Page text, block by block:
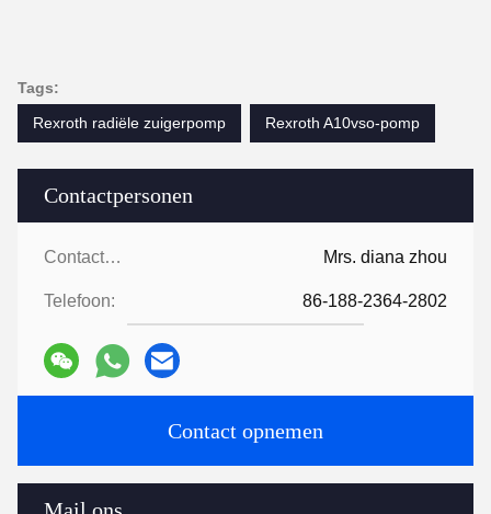
Contactpersonen
Contactpersonen: Mrs. diana zhou
Telefoon: 86-188-2364-2802
Contact opnemen
Tags:
Rexroth radiële zuigerpomp
Rexroth A10vso-pomp